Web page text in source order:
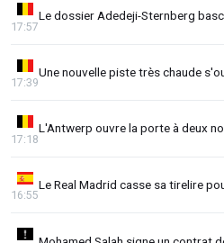
Le dossier Adedeji-Sternberg
17:57
Une nouvelle piste très chaude
17:39
L'Antwerp ouvre la porte à deux
17:18
Le Real Madrid casse sa tirelire
16:55